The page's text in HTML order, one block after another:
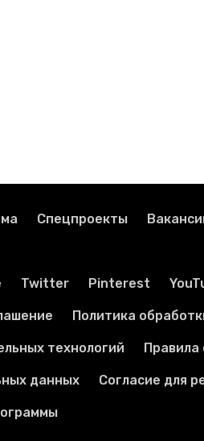
Спецпроекты
Twitter Pinterest
Политика
технологий Правила
данных Согласие для